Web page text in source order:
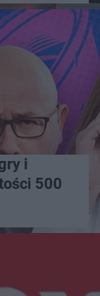
i
500